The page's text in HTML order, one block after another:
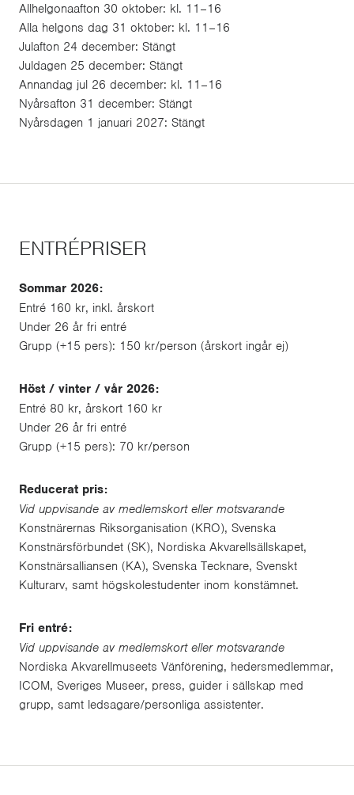
Allhelgonaafton 30 oktober: kl. 11–16
Alla helgons dag 31 oktober: kl. 11–16
Julafton 24 december: Stängt
Juldagen 25 december: Stängt
Annandag jul 26 december: kl. 11–16
Nyårsafton 31 december: Stängt
Nyårsdagen 1 januari 2027: Stängt
ENTRÉPRISER
Sommar 2026:
Entré 160 kr, inkl. årskort
Under 26 år fri entré
Grupp (+15 pers): 150 kr/person (årskort ingår ej)
Höst / vinter / vår 2026:
Entré 80 kr, årskort 160 kr
Under 26 år fri entré
Grupp (+15 pers): 70 kr/person
Reducerat pris:
Vid uppvisande av medlemskort eller motsvarande
Konstnärernas Riksorganisation (KRO), Svenska
Konstnärsförbundet (SK), Nordiska Akvarellsällskapet,
Konstnärsalliansen (KA), Svenska Tecknare, Svenskt
Kulturarv, samt högskolestudenter inom konstämnet.
Fri entré:
Vid uppvisande av medlemskort eller motsvarande
Nordiska Akvarellmuseets Vänförening, hedersmedlemmar,
ICOM, Sveriges Museer, press, guider i sällskap med
grupp, samt ledsagare/personliga assistenter.